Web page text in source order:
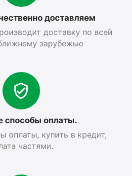
доставляем
доставку по всей
зарубежью
способы оплаты.
оплаты, купить в кредит,
частями.